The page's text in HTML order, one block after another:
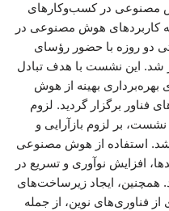
مصنوعی در کسب‌وکارهای
کاربردهای هوش مصنوعی در
دو روزه با حضور رؤسای
شد. این نشست با هدف تبادل
بهره‌برداری بهینه از هوش
برگزار گردید. لزوم
نشست، بر لزوم بازآرایی و
شد. استفاده از هوش مصنوعی
افزایش نوآوری و تسریع در
ایجاد زیرساخت‌های
فناوری‌های نوین، از جمله